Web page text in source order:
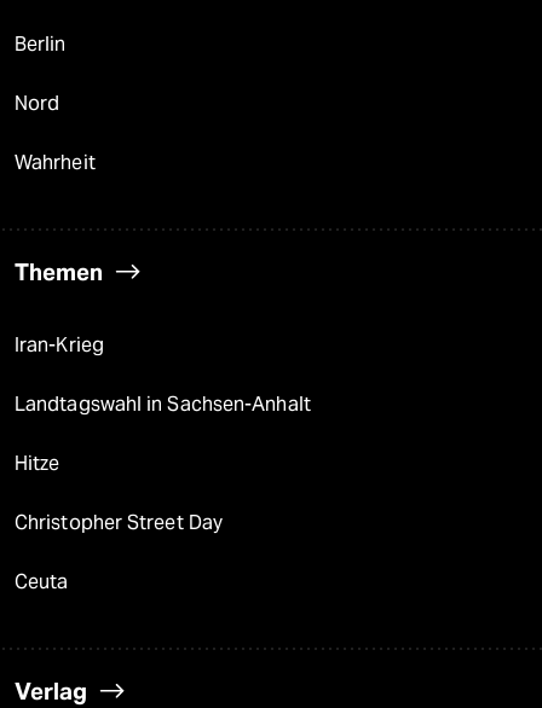
Berlin
Nord
Wahrheit
Themen
Iran-Krieg
Landtagswahl in Sachsen-Anhalt
Hitze
Christopher Street Day
Ceuta
Verlag